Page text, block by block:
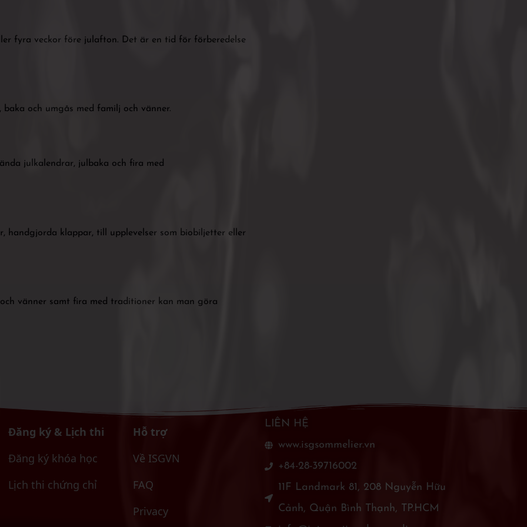
fyra veckor före julafton. Det är en tid för förberedelse
och umgås med familj och vänner.
julkalendrar, julbaka och fira med
handgjorda klappar, till upplevelser som biobiljetter eller
vänner samt fira med traditioner kan man göra
Đăng ký & Lịch thi
Đăng ký khóa học
Lịch thi chứng chỉ
Hỗ trợ
Về ISGVN
FAQ
Privacy
LIÊN HỆ
www.isgsommelier.vn
+84-28-39716002
11F Landmark 81, 208 Nguyễn Hữu
Cảnh, Quận Bình Thạnh, TP.HCM